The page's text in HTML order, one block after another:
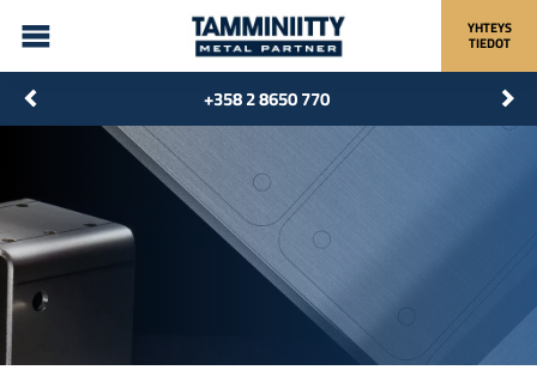
YHTEYS
TIEDOT
+358 2 8650 770